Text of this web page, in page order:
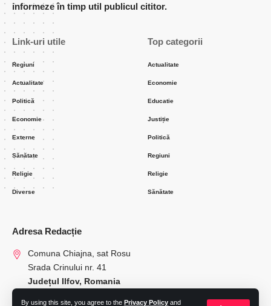
By using this site, you agree to the Privacy Policy and
informeze în timp util publicul cititor.
Link-uri utile
Regiuni
Actualitate
Politică
Economie
Externe
Sănătate
Religie
Diverse
Top categorii
Actualitate
Economie
Educatie
Justiție
Politică
Regiuni
Religie
Sănătate
Adresa Redacție
Comuna Chiajna, sat Rosu
Srada Crinului nr. 41
Județul Ilfov, Romania